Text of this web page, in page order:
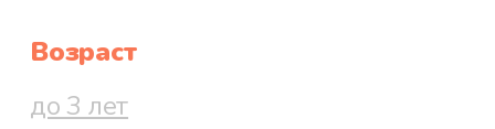
Возраст
до 3 лет